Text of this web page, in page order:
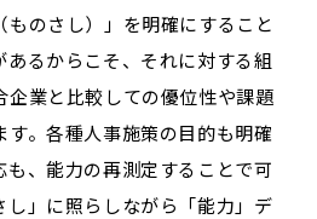
のさし）」を明確にすること
るからこそ、それに対する組
企業と比較しての優位性や課題
。各種人事施策の目的も明確
も、能力の再測定することで可
」に照らしながら「能力」デ